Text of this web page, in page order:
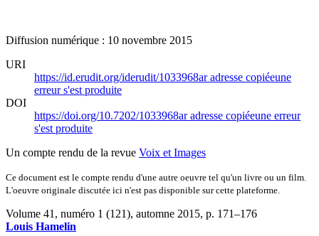
Diffusion numérique : 10 novembre 2015
URI
https://id.erudit.org/iderudit/1033968aradresse copiéeune
erreur s'est produite
DOI
https://doi.org/10.7202/1033968aradresse copiéeune erreur
s'est produite
Un compte rendu de la revue Voix et Images
Ce document est le compte rendu d'une autre oeuvre tel qu'un livre ou un film.
L'oeuvre originale discutée ici n'est pas disponible sur cette plateforme.
Volume 41, numéro 1 (121), automne 2015, p. 171–176
Louis Hamelin